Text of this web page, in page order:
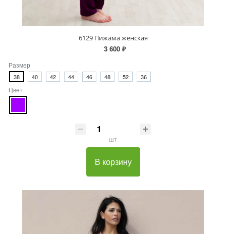
6129 Пижама женская
3 600 ₽
Размер
38 40 42 44 46 48 52 36
Цвет
шт
В корзину